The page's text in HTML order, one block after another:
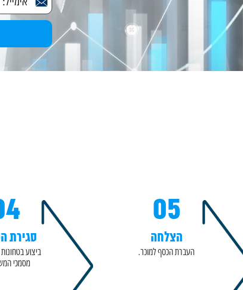
סגירת
ביצוע
מסמכי
05
הצלחה
העברת הכסף למוכר.